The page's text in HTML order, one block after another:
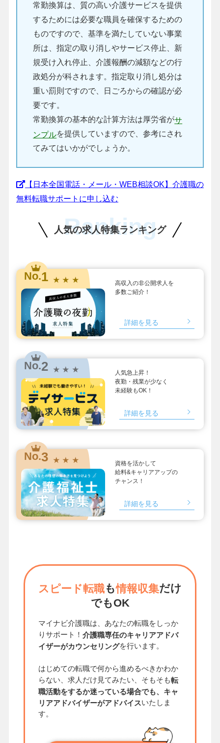
常勤換算は、質の高い介護サービスを提供
するためには必要な職員を確保するための
ものですので、基準を満たしていない事業
所は、指定の取り消しやサービス停止、新
規受け入れ停止、介護報酬の減額などの行
政処分が科されます。指定取り消し処分は
重い罰則ですので、日ごろからの確認が必
要です。
常勤換算の基本的な計算方法は厚労省がサ
ンプルを提供していますので、参考にされ
てみてはいかがでしょうか。
【日本全国電話・メール・WEB相談OK】介護職の
無料転職サポートに申し込む
人気の求人特集ランキング
Ranking
No.1 ★ ★ ★
高収入の非公開求人を
多数ご紹介！
詳細を見る
No.2 ★ ★ ★
人気急上昇！
夜勤・残業が少なく
未経験もOK！
詳細を見る
No.3 ★ ★ ★
資格を活かして
給料&キャリアアップの
チャンス！
詳細を見る
スピード転職も情報収集だけ
でもOK
マイナビ介護職は、あなたの転職をしっか
りサポート！ 介護職専任のキャリアアドバ
イザーがカウンセリングを行います。
はじめての転職で何から進めるべきかわか
らない、求人だけ見てみたい、そもそも転
職活動をするか迷っている場合でも、キャ
リアアドバイザーがアドバイスいたしま
す。